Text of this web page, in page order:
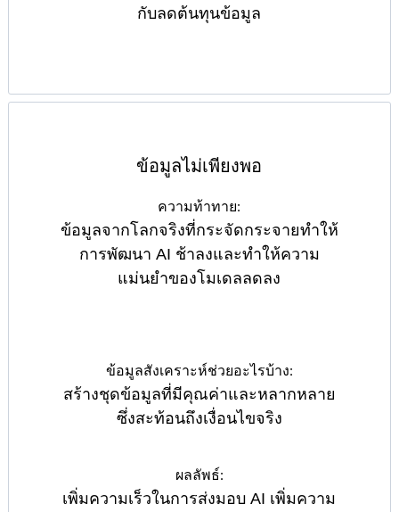
กับลดต้นทุนข้อมูล
ข้อมูลไม่เพียงพอ
ความท้าทาย:
ข้อมูลจากโลกจริงที่กระจัดกระจายทำให้
การพัฒนา AI ช้าลงและทำให้ความ
แม่นยำของโมเดลลดลง
ข้อมูลสังเคราะห์ช่วยอะไรบ้าง:
สร้างชุดข้อมูลที่มีคุณค่าและหลากหลาย
ซึ่งสะท้อนถึงเงื่อนไขจริง
ผลลัพธ์:
เพิ่มความเร็วในการส่งมอบ AI เพิ่มความ